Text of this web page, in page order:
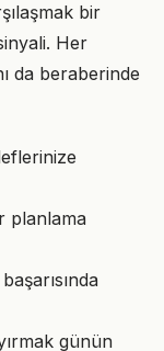
bir
Her
da beraberinde
planlama
günün